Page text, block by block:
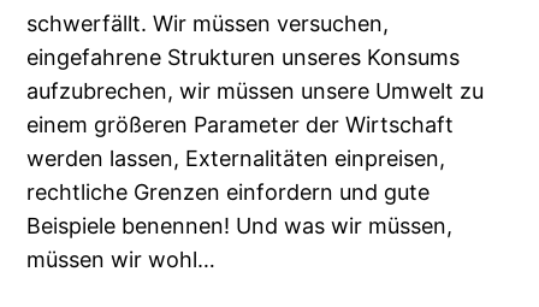
schwerfällt. Wir müssen versuchen,
eingefahrene Strukturen unseres Konsums
aufzubrechen, wir müssen unsere Umwelt zu
einem größeren Parameter der Wirtschaft
werden lassen, Externalitäten einpreisen,
rechtliche Grenzen einfordern und gute
Beispiele benennen! Und was wir müssen,
müssen wir wohl…